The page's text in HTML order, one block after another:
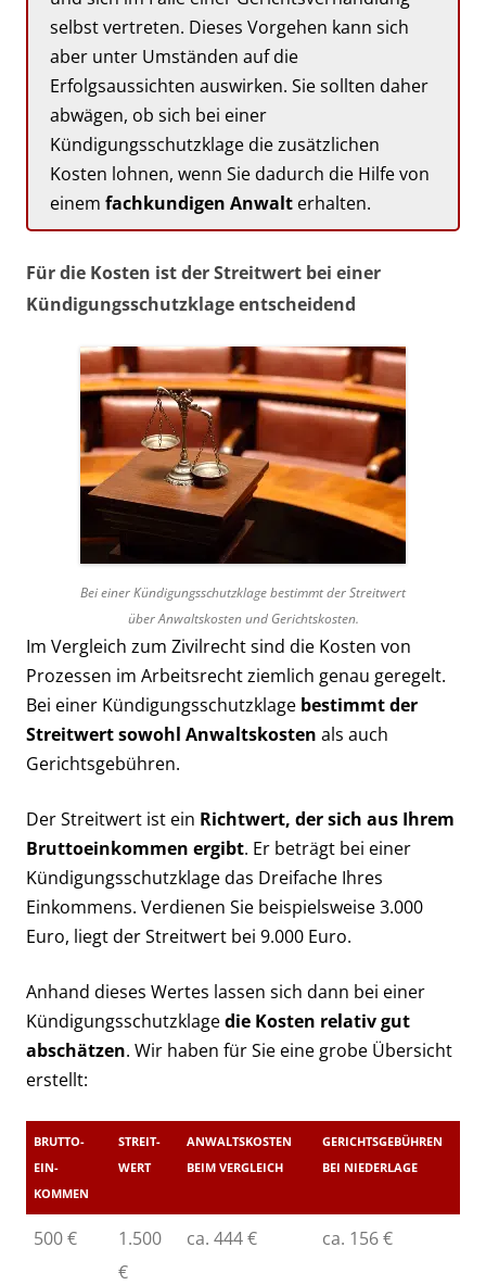
selbst vertreten. Dieses Vorgehen kann sich
aber unter Umständen auf die
Erfolgsaussichten auswirken. Sie sollten daher
abwägen, ob sich bei einer
Kündigungsschutzklage die zusätzlichen
Kosten lohnen, wenn Sie dadurch die Hilfe von
einem fachkundigen Anwalt erhalten.
Für die Kosten ist der Streitwert bei einer
Kündigungsschutzklage entscheidend
Bei einer Kündigungsschutzklage bestimmt der Streitwert
über Anwaltskosten und Gerichtskosten.
Im Vergleich zum Zivilrecht sind die Kosten von
Prozessen im Arbeitsrecht ziemlich genau geregelt.
Bei einer Kündigungsschutzklage bestimmt der
Streitwert sowohl Anwaltskosten als auch
Gerichtsgebühren.
Der Streitwert ist ein Richtwert, der sich aus Ihrem
Bruttoeinkommen ergibt. Er beträgt bei einer
Kündigungsschutzklage das Dreifache Ihres
Einkommens. Verdienen Sie beispielsweise 3.000
Euro, liegt der Streitwert bei 9.000 Euro.
Anhand dieses Wertes lassen sich dann bei einer
Kündigungsschutzklagedie Kosten relativ gut
abschätzen. Wir haben für Sie eine grobe Übersicht
erstellt:
BRUTTO­
EIN­
KOMMEN
STREIT­
WERT
ANWALTS­KOSTEN
BEIM VER­GLEICH
GERICHTS­GEBÜHREN
BEI NIEDER­LAGE
500 €
1.500
€
ca. 444 € ca. 156 €